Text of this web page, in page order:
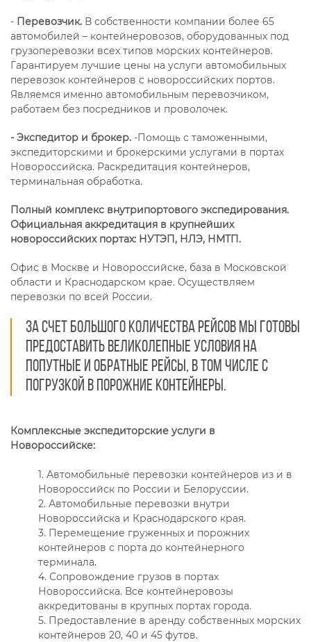
- Перевозчик. В собственности компании более 65
автомобилей – контейнеровозов, оборудованных под
грузоперевозки всех типов морских контейнеров.
Гарантируем лучшие цены на услуги автомобильных
перевозок контейнеров с новороссийских портов.
Являемся именно автомобильным перевозчиком,
работаем без посредников и проволочек.
- Экспедитор и брокер. -Помощь с таможенными,
экспедиторскими и брокерскими услугами в портах
Новороссийска. Раскредитация контейнеров,
терминальная обработка.
Полный комплекс внутрипортового экспедирования.
Официальная аккредитация в крупнейших
новороссийских портах: НУТЭП, НЛЭ, НМТП.
Офис в Москве и Новороссийске, база в Московской
области и Краснодарском крае. Осуществляем
перевозки по всей России.
За счет большого количества рейсов мы готовы
предоставить великолепные условия на
попутные и обратные рейсы, в том числе с
погрузкой в порожние контейнеры.
Комплексные экспедиторские услуги в
Новороссийске:
1. Автомобильные перевозки контейнеров из и в
Новороссийск по России и Белоруссии.
2. Автомобильные перевозки внутри
Новороссийска и Краснодарского края.
3. Перемещение груженных и порожних
контейнеров с порта до контейнерного
терминала.
4. Сопровождение грузов в портах
Новороссийска. Все контейнеровозы
аккредитованы в крупных портах города.
5. Предоставление в аренду собственных морских
контейнеров 20, 40 и 45 футов.